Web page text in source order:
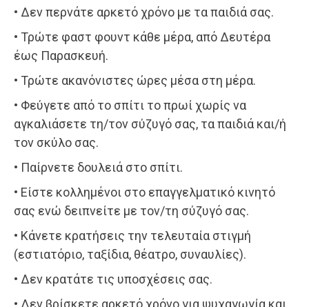
• Δεν περνάτε αρκετό χρόνο με τα παιδιά σας.
• Τρώτε φαστ φουντ κάθε μέρα, από Δευτέρα
έως Παρασκευή.
• Τρώτε ακανόνιστες ώρες μέσα στη μέρα.
• Φεύγετε από το σπίτι το πρωί χωρίς να
αγκαλιάσετε τη/τον σύζυγό σας, τα παιδιά και/ή
τον σκύλο σας.
• Παίρνετε δουλειά στο σπίτι.
• Είστε κολλημένοι στο επαγγελματικό κινητό
σας ενώ δειπνείτε με τον/τη σύζυγό σας.
• Κάνετε κρατήσεις την τελευταία στιγμή
(εστιατόριο, ταξίδια, θέατρο, συναυλίες).
• Δεν κρατάτε τις υποσχέσεις σας.
• Δεν βρίσκετε αρκετό χρόνο για ψυχαγωγία και